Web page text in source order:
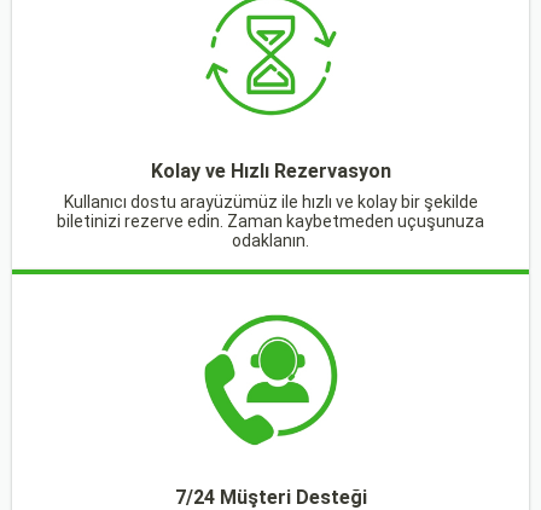
Kolay ve Hızlı Rezervasyon
Kullanıcı dostu arayüzümüz ile hızlı ve kolay bir şekilde
biletinizi rezerve edin. Zaman kaybetmeden uçuşunuza
odaklanın.
7/24 Müşteri Desteği